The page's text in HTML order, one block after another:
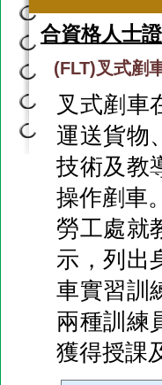
合資格人士
(FLT)叉式剷
叉式剷車
運送貨物
技術及教
操作剷車。
勞工處就
示，列出
車實習訓
兩種訓練
獲得授課